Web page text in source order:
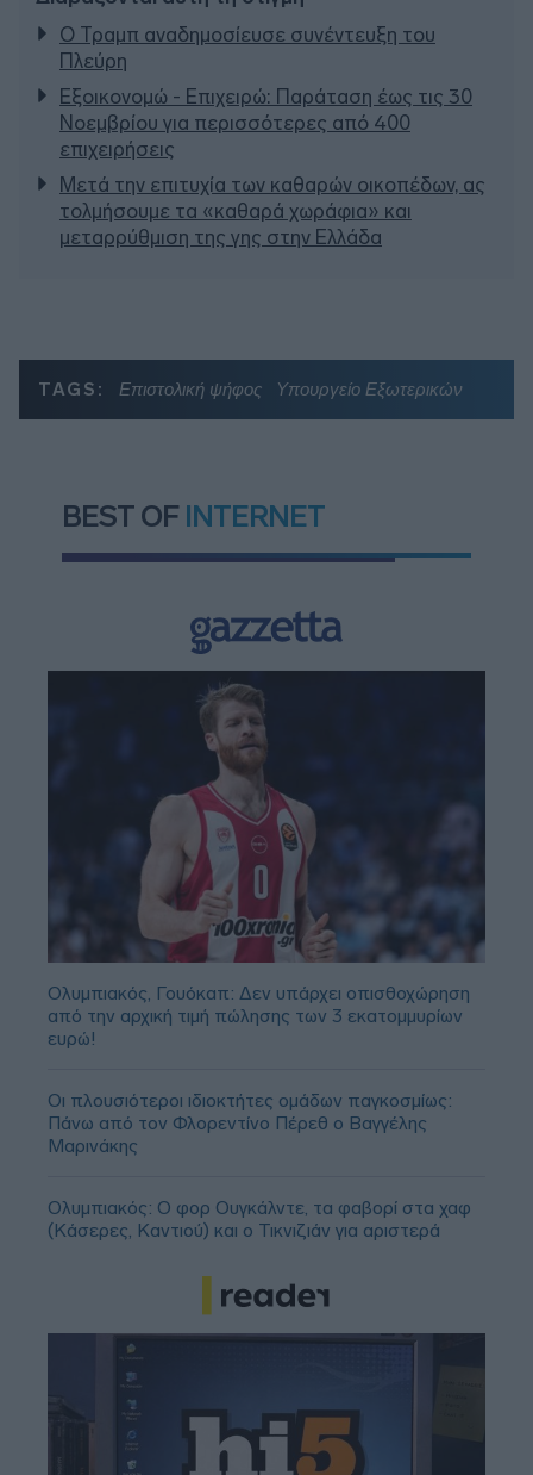
Ο Τραμπ αναδημοσίευσε συνέντευξη του
Πλεύρη
Εξοικονομώ - Επιχειρώ: Παράταση έως τις 30
Νοεμβρίου για περισσότερες από 400
επιχειρήσεις
Μετά την επιτυχία των καθαρών οικοπέδων, ας
τολμήσουμε τα «καθαρά χωράφια» και
μεταρρύθμιση της γης στην Ελλάδα
TAGS: Επιστολική ψήφος Υπουργείο Εξωτερικών
BEST OF INTERNET
Ολυμπιακός, Γουόκαπ: Δεν υπάρχει οπισθοχώρηση
από την αρχική τιμή πώλησης των 3 εκατομμυρίων
ευρώ!
Οι πλουσιότεροι ιδιοκτήτες ομάδων παγκοσμίως:
Πάνω από τον Φλορεντίνο Πέρεθ ο Βαγγέλης
Μαρινάκης
Ολυμπιακός: Ο φορ Ουγκάλντε, τα φαβορί στα χαφ
(Κάσερες, Καντιού) και ο Τικνιζιάν για αριστερά